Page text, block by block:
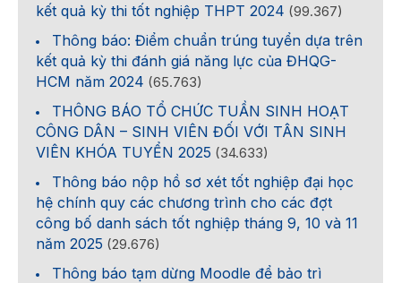
kết quả kỳ thi tốt nghiệp THPT 2024 (99.367)
Thông báo: Điểm chuẩn trúng tuyển dựa trên
kết quả kỳ thi đánh giá năng lực của ĐHQG-
HCM năm 2024 (65.763)
THÔNG BÁO TỔ CHỨC TUẦN SINH HOẠT
CÔNG DÂN – SINH VIÊN ĐỐI VỚI TÂN SINH
VIÊN KHÓA TUYỂN 2025 (34.633)
Thông báo nộp hồ sơ xét tốt nghiệp đại học
hệ chính quy các chương trình cho các đợt
công bố danh sách tốt nghiệp tháng 9, 10 và 11
năm 2025 (29.676)
Thông báo tạm dừng Moodle để bảo trì